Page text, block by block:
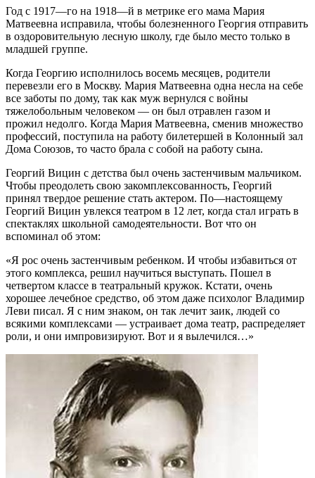
Год с 1917—го на 1918—й в метрике его мама Мария
Матвеевна исправила, чтобы болезненного Георгия отправить
в оздоровительную лесную школу, где было место только в
младшей группе.
Когда Георгию исполнилось восемь месяцев, родители
перевезли его в Москву. Мария Матвеевна одна несла на себе
все заботы по дому, так как муж вернулся с войны
тяжелобольным человеком — он был отравлен газом и
прожил недолго. Когда Мария Матвеевна, сменив множество
профессий, поступила на работу билетершей в Колонный зал
Дома Союзов, то часто брала с собой на работу сына.
Георгий Вицин с детства был очень застенчивым мальчиком.
Чтобы преодолеть свою закомплексованность, Георгий
принял твердое решение стать актером. По—настоящему
Георгий Вицин увлекся театром в 12 лет, когда стал играть в
спектаклях школьной самодеятельности. Вот что он
вспоминал об этом:
«Я рос очень застенчивым ребенком. И чтобы избавиться от
этого комплекса, решил научиться выступать. Пошел в
четвертом классе в театральный кружок. Кстати, очень
хорошее лечебное средство, об этом даже психолог Владимир
Леви писал. Я с ним знаком, он так лечит заик, людей со
всякими комплексами — устраивает дома театр, распределяет
роли, и они импровизируют. Вот и я вылечился…»